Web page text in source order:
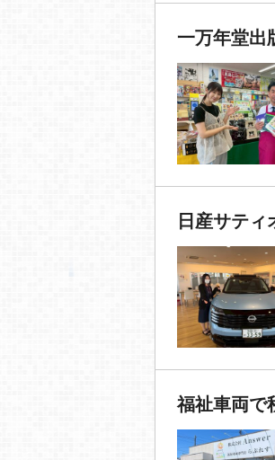
一万年堂出
日産サティ
福祉車両で